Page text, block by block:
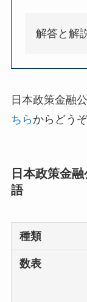
解答と解
日本政策金融
ちら からどうぞ
日本政策金
語
種類
数表